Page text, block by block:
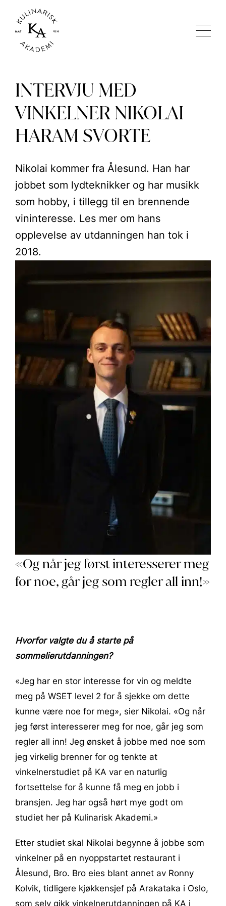
INTERVJU MED
VINKELNER NIKOLAI
HARAM SVORTE
Nikolai kommer fra Ålesund. Han har
jobbet som lydteknikker og har musikk
som hobby, i tillegg til en brennende
vininteresse. Les mer om hans
opplevelse av utdanningen han tok i
2018.
«Og når jeg først interesserer meg
for noe, går jeg som regler all inn!»
Hvorfor valgte du å starte på
sommelierutdanningen?
«Jeg har en stor interesse for vin og meldte
meg på WSET level 2 for å sjekke om dette
kunne være noe for meg», sier Nikolai. «Og når
jeg først interesserer meg for noe, går jeg som
regler all inn! Jeg ønsket å jobbe med noe som
jeg virkelig brenner for og tenkte at
vinkelnerstudiet på KA var en naturlig
fortsettelse for å kunne få meg en jobb i
bransjen. Jeg har også hørt mye godt om
studiet her på Kulinarisk Akademi.»
Etter studiet skal Nikolai begynne å jobbe som
vinkelner på en nyoppstartet restaurant i
Ålesund, Bro. Bro eies blant annet av Ronny
Kolvik, tidligere kjøkkensjef på Arakataka i Oslo,
som selv gikk vinkelnerutdanningen på KA i